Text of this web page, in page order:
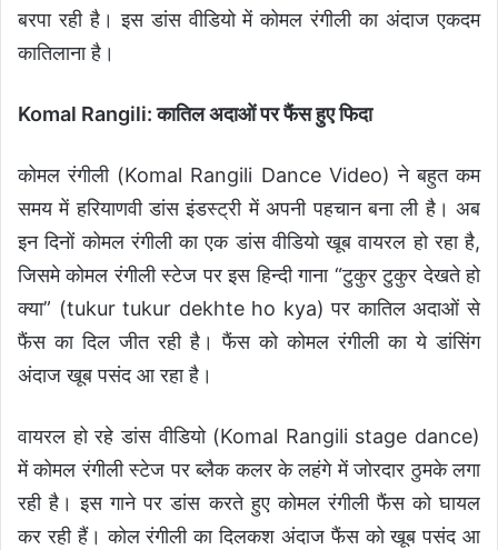
बरपा रही है। इस डांस वीडियो में कोमल रंगीली का अंदाज एकदम
कातिलाना है।
Komal Rangili: कातिल अदाओं पर फैंस हुए फिदा
कोमल रंगीली (Komal Rangili Dance Video) ने बहुत कम
समय में हरियाणवी डांस इंडस्ट्री में अपनी पहचान बना ली है। अब
इन दिनों कोमल रंगीली का एक डांस वीडियो खूब वायरल हो रहा है,
जिसमे कोमल रंगीली स्टेज पर इस हिन्दी गाना “टुकुर टुकुर देखते हो
क्या” (tukur tukur dekhte ho kya) पर कातिल अदाओं से
फैंस का दिल जीत रही है। फैंस को कोमल रंगीली का ये डांसिंग
अंदाज खूब पसंद आ रहा है।
वायरल हो रहे डांस वीडियो (Komal Rangili stage dance)
में कोमल रंगीली स्टेज पर ब्लैक कलर के लहंगे में जोरदार ठुमके लगा
रही है। इस गाने पर डांस करते हुए कोमल रंगीली फैंस को घायल
कर रही हैं। कोल रंगीली का दिलकश अंदाज फैंस को खूब पसंद आ